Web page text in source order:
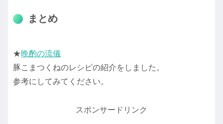
まとめ
★晩酌の流儀
豚こまつくねのレシピの紹介をしました。
参考にしてみてください。
スポンサードリンク